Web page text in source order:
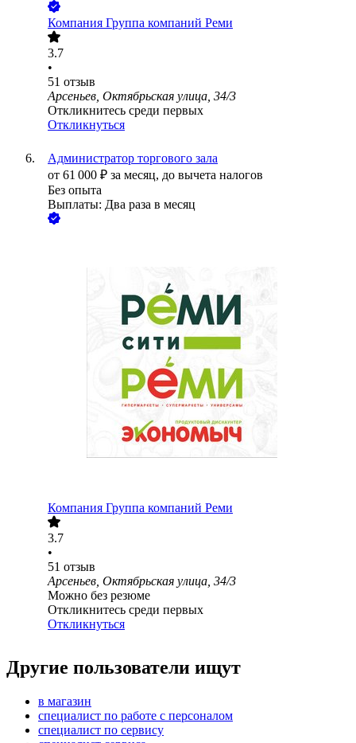
Компания Группа компаний Реми
3.7
•
51 отзыв
Арсеньев, Октябрьская улица, 34/3
Откликнитесь среди первых
Откликнуться
Администратор торгового зала
от 61 000 ₽ за месяц, до вычета налогов
Без опыта
Выплаты: Два раза в месяц
Компания Группа компаний Реми
3.7
•
51 отзыв
Арсеньев, Октябрьская улица, 34/3
Можно без резюме
Откликнитесь среди первых
Откликнуться
Другие пользователи ищут
в магазин
специалист по работе с персоналом
специалист по сервису